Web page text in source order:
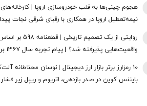
هجوم چینی‌ها به قلب خودروسازی اروپا | کارخانه‌های
نیمه‌تعطیل اروپا در همکاری با رقبای شرقی نجات پیدا
روایتی از یک تصمیم تاریخی |
۱۰ رمزارز برتر بازار ارز دیجیتال | نوسان محتاطانه
بایننس‌ کوین در صدر بازدهی، اتریوم و ریپل زیر